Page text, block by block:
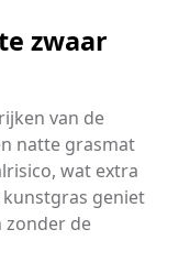
zwaar
van de
natte grasmat
wat extra
geniet
zonder de